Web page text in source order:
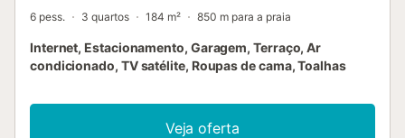
6 pess. 3 quartos 184 m² 850 m para a praia
Internet, Estacionamento, Garagem, Terraço, Ar
condicionado, TV satélite, Roupas de cama, Toalhas
Veja oferta